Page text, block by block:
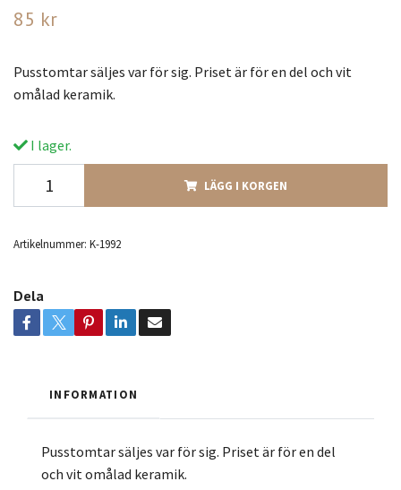
85 kr
Pusstomtar säljes var för sig. Priset är för en del och vit
omålad keramik.
I lager.
LÄGG I KORGEN
Artikelnummer: K-1992
Dela
INFORMATION
Pusstomtar säljes var för sig. Priset är för en del
och vit omålad keramik.